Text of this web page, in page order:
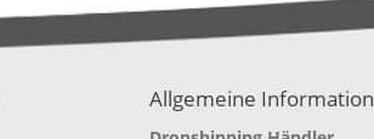
Allgemeine Information